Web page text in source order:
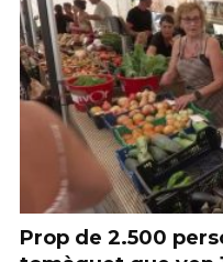
Prop de 2.500